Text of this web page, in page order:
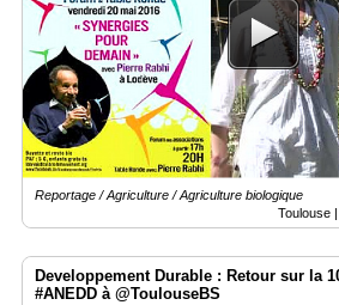
Reportage / Agriculture / Agriculture biologique
Toulouse |
Developpement Durable : Retour sur la
#ANEDD à @ToulouseBS